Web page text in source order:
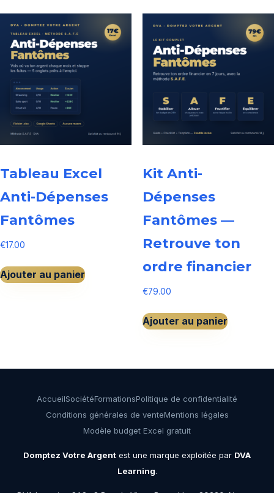
Tableau Excel
Anti-Dépenses
Fantômes
€17.00
Ajouter au panier
Kit Anti-
Dépenses
Fantômes —
Retrouve ton
ordre financier
€79.00
Ajouter au panier
AccueilSociétéFormationsPolitique de confidentialité
Conditions générales de venteMentions légales
Modèle budget Excel gratuit
Domptez Votre Argent est une marque exploitée par DVA
Learning.